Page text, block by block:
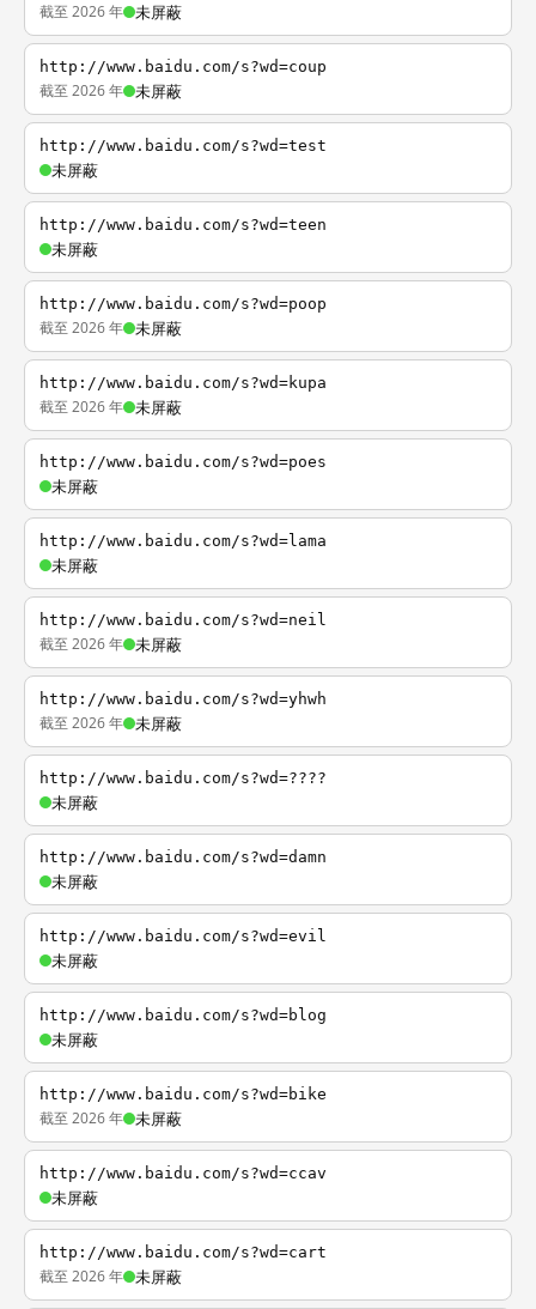
截至 2026 年 未屏蔽
http://www.baidu.com/s?wd=coup
截至 2026 年 未屏蔽
http://www.baidu.com/s?wd=test
未屏蔽
http://www.baidu.com/s?wd=teen
未屏蔽
http://www.baidu.com/s?wd=poop
截至 2026 年 未屏蔽
http://www.baidu.com/s?wd=kupa
截至 2026 年 未屏蔽
http://www.baidu.com/s?wd=poes
未屏蔽
http://www.baidu.com/s?wd=lama
未屏蔽
http://www.baidu.com/s?wd=neil
截至 2026 年 未屏蔽
http://www.baidu.com/s?wd=yhwh
截至 2026 年 未屏蔽
http://www.baidu.com/s?wd=????
未屏蔽
http://www.baidu.com/s?wd=damn
未屏蔽
http://www.baidu.com/s?wd=evil
未屏蔽
http://www.baidu.com/s?wd=blog
未屏蔽
http://www.baidu.com/s?wd=bike
截至 2026 年 未屏蔽
http://www.baidu.com/s?wd=ccav
未屏蔽
http://www.baidu.com/s?wd=cart
截至 2026 年 未屏蔽